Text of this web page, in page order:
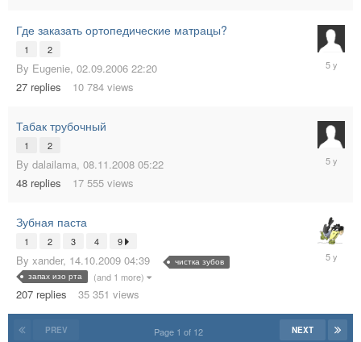
Где заказать ортопедические матрацы?
1 2
By Eugenie, 02.09.2006 22:20
27 replies 10 784 views
14:10
Табак трубочный
1 2
By dalailama, 08.11.2008 05:22
48 replies 17 555 views
05:00
Зубная паста
1 2 3 4 9
By xander, 14.10.2009 04:39
чистка зубов
запах изо рта
(and 1 more)
207 replies 35 351 views
17:57
PREV NEXT
Page 1 of 12